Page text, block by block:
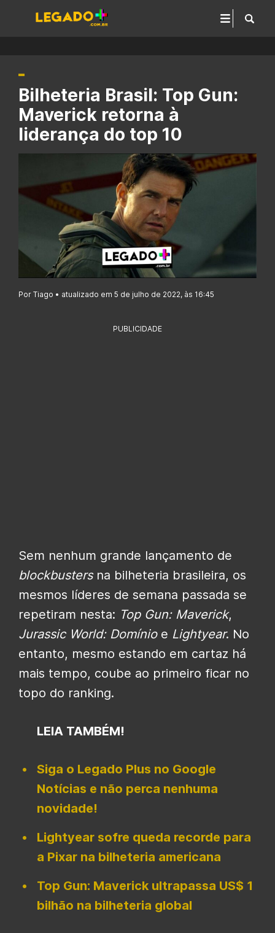
Bilheteria Brasil: Top Gun:
Maverick retorna à
liderança do top 10
Por Tiago • atualizado em 5 de julho de 2022, às 16:45
PUBLICIDADE
Sem nenhum grande lançamento de
blockbustersna bilheteria brasileira, os
mesmos líderes de semana passada se
repetiram nesta: Top Gun: Maverick,
Jurassic World: Domínioe Lightyear. No
entanto, mesmo estando em cartaz há
mais tempo, coube ao primeiro ficar no
topo do ranking.
LEIA TAMBÉM!
Siga o Legado Plus no Google
Notícias e não perca nenhuma
novidade!
Lightyear sofre queda recorde para
a Pixar na bilheteria americana
Top Gun: Maverick ultrapassa US$ 1
bilhão na bilheteria global